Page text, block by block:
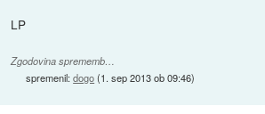
LP
Zgodovina sprememb…
spremenil:dogo(1. sep 2013 ob 09:46)